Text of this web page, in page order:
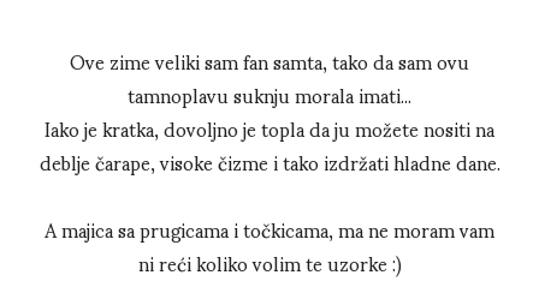
Ove zime veliki sam fan samta, tako da sam ovu
tamnoplavu suknju morala imati...
Iako je kratka, dovoljno je topla da ju možete nositi na
deblje čarape, visoke čizme i tako izdržati hladne dane.
A majica sa prugicama i točkicama, ma ne moram vam
ni reći koliko volim te uzorke :)